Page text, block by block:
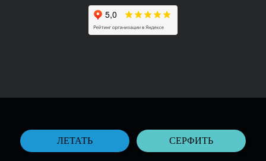
ЛЕТАТЬ СЕРФИТЬ